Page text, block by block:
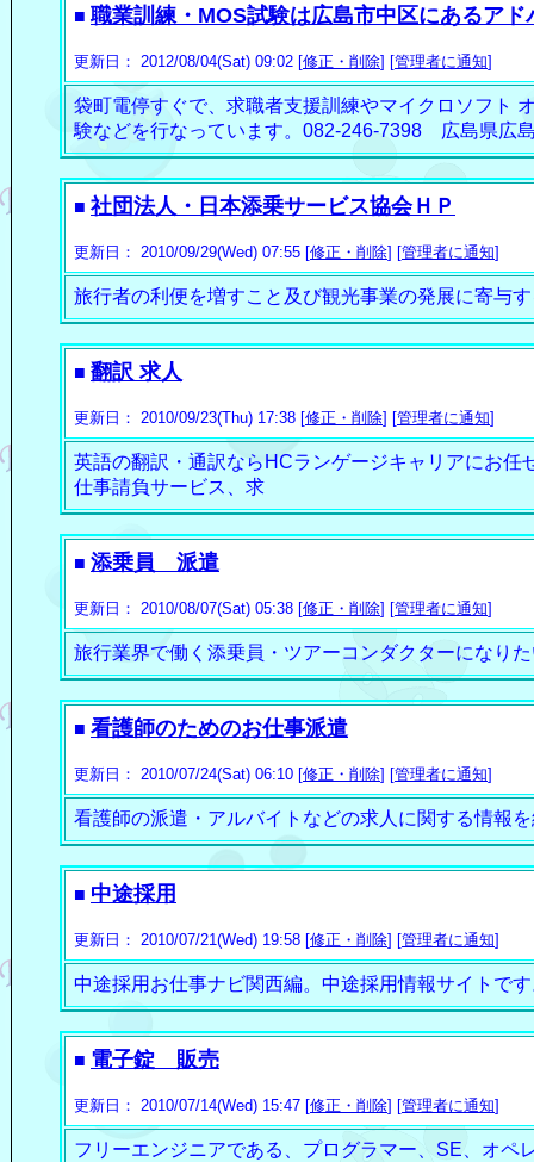
■ 職業訓練・MOS試験は広島市中区にあるアド
更新日： 2012/08/04(Sat) 09:02 [修正・削除] [管理者に通知]
袋町電停すぐで、求職者支援訓練やマイクロソフト
験などを行なっています。082-246-7398 広島県広
■ 社団法人・日本添乗サービス協会ＨＰ
更新日： 2010/09/29(Wed) 07:55 [修正・削除] [管理者に通知]
旅行者の利便を増すこと及び観光事業の発展に寄与
■ 翻訳 求人
更新日： 2010/09/23(Thu) 17:38 [修正・削除] [管理者に通知]
英語の翻訳・通訳ならHCランゲージキャリアにお任
仕事請負サービス、求
■ 添乗員 派遣
更新日： 2010/08/07(Sat) 05:38 [修正・削除] [管理者に通知]
旅行業界で働く添乗員・ツアーコンダクターになり
■ 看護師のためのお仕事派遣
更新日： 2010/07/24(Sat) 06:10 [修正・削除] [管理者に通知]
看護師の派遣・アルバイトなどの求人に関する情報
■ 中途採用
更新日： 2010/07/21(Wed) 19:58 [修正・削除] [管理者に通知]
中途採用お仕事ナビ関西編。中途採用情報サイトで
■ 電子錠 販売
更新日： 2010/07/14(Wed) 15:47 [修正・削除] [管理者に通知]
フリーエンジニアである、プログラマー、SE、オペ